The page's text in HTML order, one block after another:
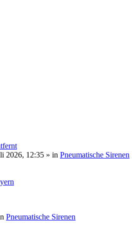
2026, 12:35 » in Pneumatische Sirenen
Pneumatische Sirenen